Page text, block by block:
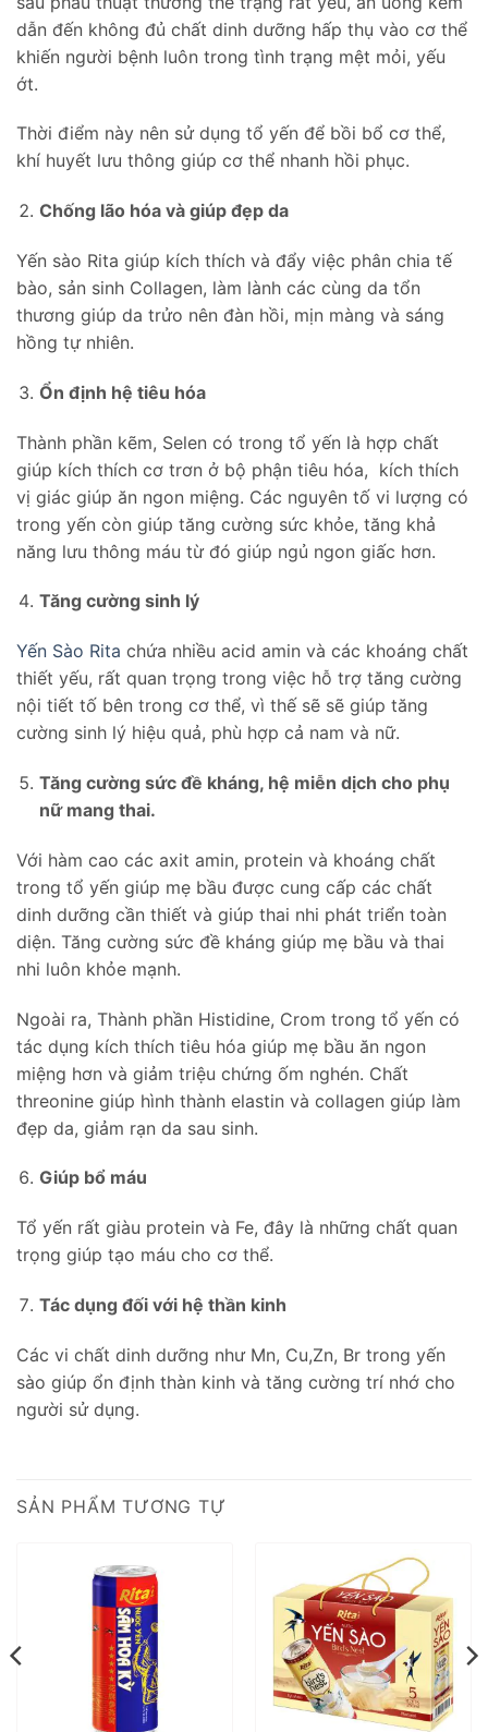
dẫn đến không đủ chất dinh dưỡng hấp thụ vào cơ thể
khiến người bệnh luôn trong tình trạng mệt mỏi, yếu
ớt.
Thời điểm này nên sử dụng tổ yến để bồi bổ cơ thể,
khí huyết lưu thông giúp cơ thể nhanh hồi phục.
Chống lão hóa và giúp đẹp da
Yến sào Rita giúp kích thích và đẩy việc phân chia tế
bào, sản sinh Collagen, làm lành các cùng da tổn
thương giúp da trửo nên đàn hồi, mịn màng và sáng
hồng tự nhiên.
Ổn định hệ tiêu hóa
Thành phần kẽm, Selen có trong tổ yến là hợp chất
giúp kích thích cơ trơn ở bộ phận tiêu hóa, kích thích
vị giác giúp ăn ngon miệng. Các nguyên tố vi lượng có
trong yến còn giúp tăng cường sức khỏe, tăng khả
năng lưu thông máu từ đó giúp ngủ ngon giấc hơn.
Tăng cường sinh lý
Yến Sào Rita chứa nhiều acid amin và các khoáng chất
thiết yếu, rất quan trọng trong việc hỗ trợ tăng cường
nội tiết tố bên trong cơ thể, vì thế sẽ sẽ giúp tăng
cường sinh lý hiệu quả, phù hợp cả nam và nữ.
Tăng cường sức đề kháng, hệ miễn dịch cho phụ
nữ mang thai.
Với hàm cao các axit amin, protein và khoáng chất
trong tổ yến giúp mẹ bầu được cung cấp các chất
dinh dưỡng cần thiết và giúp thai nhi phát triển toàn
diện. Tăng cường sức đề kháng giúp mẹ bầu và thai
nhi luôn khỏe mạnh.
Ngoài ra, Thành phần Histidine, Crom trong tổ yến có
tác dụng kích thích tiêu hóa giúp mẹ bầu ăn ngon
miệng hơn và giảm triệu chứng ốm nghén. Chất
threonine giúp hình thành elastin và collagen giúp làm
đẹp da, giảm rạn da sau sinh.
Giúp bổ máu
Tổ yến rất giàu protein và Fe, đây là những chất quan
trọng giúp tạo máu cho cơ thể.
Tác dụng đối với hệ thần kinh
Các vi chất dinh dưỡng như Mn, Cu,Zn, Br trong yến
sào giúp ổn định thàn kinh và tăng cường trí nhớ cho
người sử dụng.
SẢN PHẨM TƯƠNG TỰ